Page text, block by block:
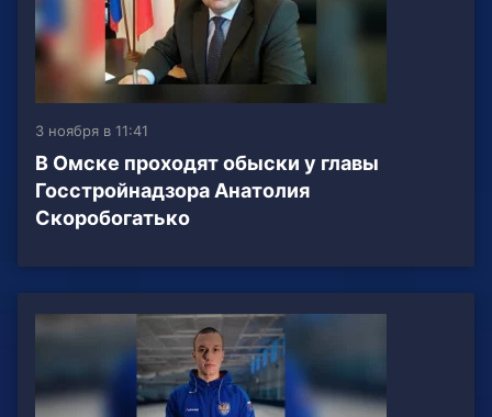
3 ноября в 11:41
В Омске проходят обыски у главы
Госстройнадзора Анатолия
Скоробогатько